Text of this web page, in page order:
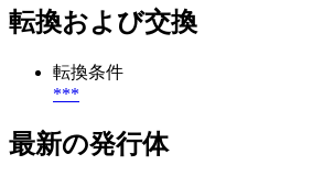
転換および交換
転換条件
***
最新の発行体